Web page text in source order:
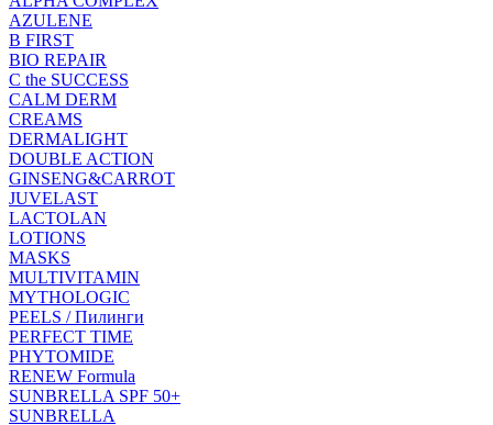
AZULENE
B FIRST
BIO REPAIR
C the SUCCESS
CALM DERM
CREAMS
DERMALIGHT
DOUBLE ACTION
GINSENG&CARROT
JUVELAST
LACTOLAN
LOTIONS
MASKS
MULTIVITAMIN
MYTHOLOGIC
PEELS / Пилинги
PERFECT TIME
PHYTOMIDE
RENEW Formula
SUNBRELLA SPF 50+
SUNBRELLA